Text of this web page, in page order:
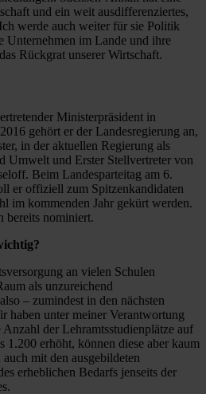
und ein weit ausdifferenziertes,
werde auch weiter für sie Politik
Unternehmen im Lande und ihre
Rückgrat unserer Wirtschaft.
Ministerpräsident in
gehört er der Landesregierung an,
in der aktuellen Regierung als
Umwelt und Erster Stellvertreter von
Beim Landesparteitag am 6.
er offiziell zum Spitzenkandidaten
im kommenden Jahr gekürt werden.
bereits nominiert.
an vielen Schulen
als unzureichend
– zumindest in den nächsten
haben unter meiner Verantwortung
Anzahl der Lehramtsstudienplätze auf
1.200 erhöht, können diese aber kaum
mit den ausgebildeten
erheblichen Bedarfs jenseits der